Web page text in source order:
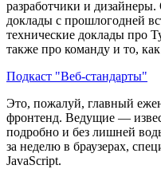
разработчики и
доклады с прошлогодней
технические доклады про
также про команду и то,
Подкаст "Веб-стандарты"
Это, пожалуй, главный
фронтенд. Ведущие —
подробно и без лишней
за неделю в браузерах,
JavaScript.